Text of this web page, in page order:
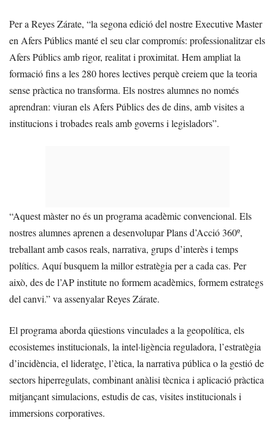
Per a Reyes Zárate, “la segona edició del nostre Executive Master
en Afers Públics manté el seu clar compromís: professionalitzar els
Afers Públics amb rigor, realitat i proximitat. Hem ampliat la
formació fins a les 280 hores lectives perquè creiem que la teoria
sense pràctica no transforma. Els nostres alumnes no només
aprendran: viuran els Afers Públics des de dins, amb visites a
institucions i trobades reals amb governs i legisladors”.
“Aquest màster no és un programa acadèmic convencional. Els
nostres alumnes aprenen a desenvolupar Plans d’Acció 360º,
treballant amb casos reals, narrativa, grups d’interès i temps
polítics. Aquí busquem la millor estratègia per a cada cas. Per
això, des de l’AP institute no formem acadèmics, formem estrategs
del canvi.” va assenyalar Reyes Zárate.
El programa aborda qüestions vinculades a la geopolítica, els
ecosistemes institucionals, la intel·ligència reguladora, l’estratègia
d’incidència, el lideratge, l’ètica, la narrativa pública o la gestió de
sectors hiperregulats, combinant anàlisi tècnica i aplicació pràctica
mitjançant simulacions, estudis de cas, visites institucionals i
immersions corporatives.